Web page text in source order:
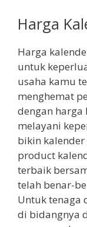
Harga
Harga
untuk
usaha kamu
menghemat
dengan harga
melayani
bikin
product
terbaik
telah benar-
Untuk tenaga
di bidangnya